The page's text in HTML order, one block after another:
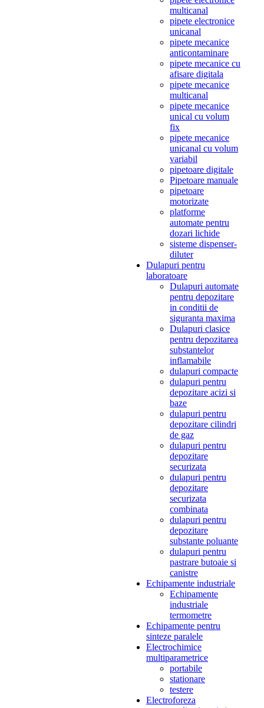
multicanal
pipete electronice
unicanal
pipete mecanice
anticontaminare
pipete mecanice cu
afisare digitala
pipete mecanice
multicanal
pipete mecanice
unical cu volum
fix
pipete mecanice
unicanal cu volum
variabil
pipetoare digitale
Pipetoare manuale
pipetoare
motorizate
platforme
automate pentru
dozari lichide
sisteme dispenser-
diluter
Dulapuri pentru
laboratoare
Dulapuri automate
pentru depozitare
in conditii de
siguranta maxima
Dulapuri clasice
pentru depozitarea
substantelor
inflamabile
dulapuri compacte
dulapuri pentru
depozitare acizi si
baze
dulapuri pentru
depozitare cilindri
de gaz
dulapuri pentru
depozitare
securizata
dulapuri pentru
depozitare
securizata
combinata
dulapuri pentru
depozitare
substante poluante
dulapuri pentru
pastrare butoaie si
canistre
Echipamente industriale
Echipamente
industriale
termometre
Echipamente pentru
sinteze paralele
Electrochimice
multiparametrice
portabile
stationare
testere
Electroforeza